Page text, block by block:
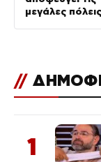
μεγάλες πόλεις
//
1